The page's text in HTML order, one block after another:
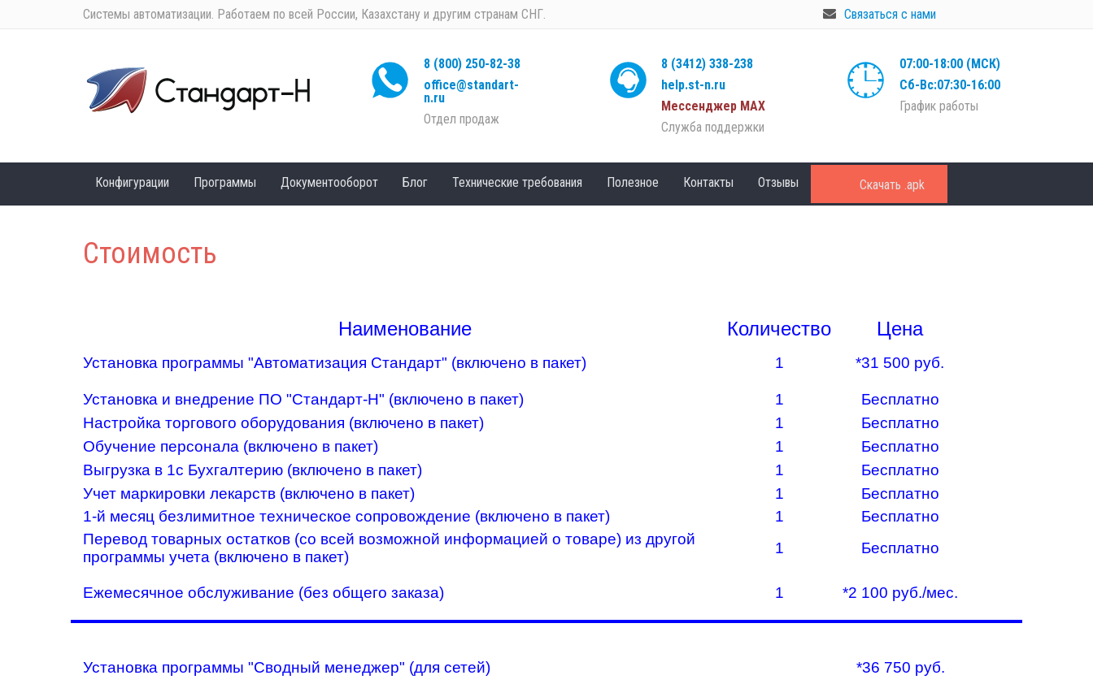
Системы автоматизации. Работаем по всей России, Казахстану и другим странам СНГ. Связаться с нами
8 (800) 250-82-38
office@standart-
n.ru
Отдел продаж
8 (3412) 338-238
help.st-n.ru
Мессенджер МАХ
Служба поддержки
07:00-18:00 (МСК)
Сб-Вс:07:30-16:00
График работы
Конфигурации Программы Документооборот Блог Технические требования Полезное Контакты Отзывы Скачать .apk
Стоимость
Наименование Количество Цена
Установка программы "Автоматизация Стандарт" (включено в пакет) 1 *31 500 руб.
Установка и внедрение ПО "Стандарт-Н" (включено в пакет) 1
Бесплатно
Настройка торгового оборудования (включено в пакет)
1
Бесплатно
Обучение персонала (включено в пакет)
1
Бесплатно
Выгрузка в 1с Бухгалтерию (включено в пакет)
1
Бесплатно
Учет маркировки лекарств (включено в пакет)
1
Бесплатно
1-й месяц безлимитное техническое сопровождение (включено в пакет)
1
Бесплатно
Перевод товарных остатков (со всей возможной информацией о товаре) из другой
программы учета (включено в пакет)
1 Бесплатно
Ежемесячное обслуживание (без общего заказа) 1 *2 100 руб./мес.
Установка программы "Сводный менеджер" (для сетей) *36 750 руб.